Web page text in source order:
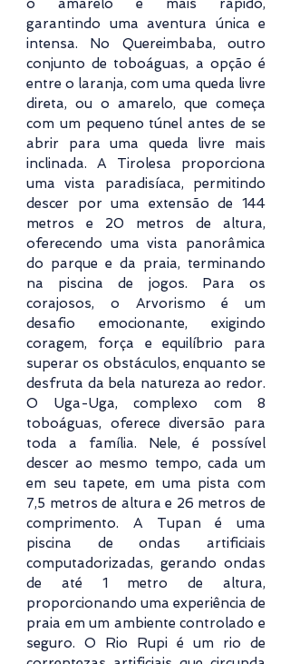
o amarelo é mais rápido,
garantindo uma aventura única e
intensa. No Quereimbaba, outro
conjunto de toboáguas, a opção é
entre o laranja, com uma queda livre
direta, ou o amarelo, que começa
com um pequeno túnel antes de se
abrir para uma queda livre mais
inclinada. A Tirolesa proporciona
uma vista paradisíaca, permitindo
descer por uma extensão de 144
metros e 20 metros de altura,
oferecendo uma vista panorâmica
do parque e da praia, terminando
na piscina de jogos. Para os
corajosos, o Arvorismo é um
desafio emocionante, exigindo
coragem, força e equilíbrio para
superar os obstáculos, enquanto se
desfruta da bela natureza ao redor.
O Uga-Uga, complexo com 8
toboáguas, oferece diversão para
toda a família. Nele, é possível
descer ao mesmo tempo, cada um
em seu tapete, em uma pista com
7,5 metros de altura e 26 metros de
comprimento. A Tupan é uma
piscina de ondas artificiais
computadorizadas, gerando ondas
de até 1 metro de altura,
proporcionando uma experiência de
praia em um ambiente controlado e
seguro. O Rio Rupi é um rio de